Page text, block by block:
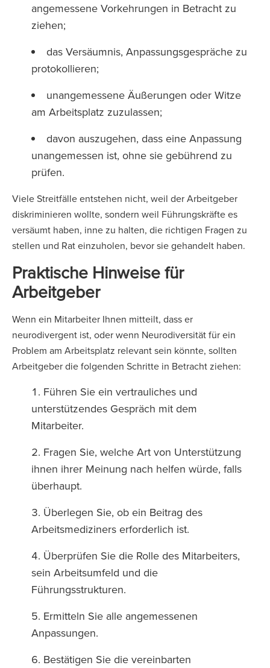
angemessene Vorkehrungen in Betracht zu
ziehen;
das Versäumnis, Anpassungsgespräche zu
protokollieren;
unangemessene Äußerungen oder Witze
am Arbeitsplatz zuzulassen;
davon auszugehen, dass eine Anpassung
unangemessen ist, ohne sie gebührend zu
prüfen.
Viele Streitfälle entstehen nicht, weil der Arbeitgeber
diskriminieren wollte, sondern weil Führungskräfte es
versäumt haben, inne zu halten, die richtigen Fragen zu
stellen und Rat einzuholen, bevor sie gehandelt haben.
Praktische Hinweise für
Arbeitgeber
Wenn ein Mitarbeiter Ihnen mitteilt, dass er
neurodivergent ist, oder wenn Neurodiversität für ein
Problem am Arbeitsplatz relevant sein könnte, sollten
Arbeitgeber die folgenden Schritte in Betracht ziehen:
Führen Sie ein vertrauliches und
unterstützendes Gespräch mit dem
Mitarbeiter.
Fragen Sie, welche Art von Unterstützung
ihnen ihrer Meinung nach helfen würde, falls
überhaupt.
Überlegen Sie, ob ein Beitrag des
Arbeitsmediziners erforderlich ist.
Überprüfen Sie die Rolle des Mitarbeiters,
sein Arbeitsumfeld und die
Führungsstrukturen.
Ermitteln Sie alle angemessenen
Anpassungen.
Bestätigen Sie die vereinbarten